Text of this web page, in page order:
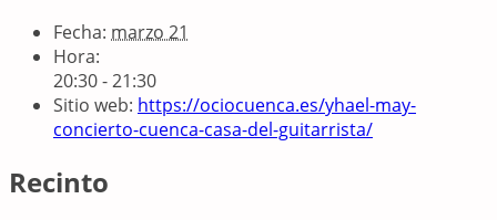
Fecha: marzo 21
Hora:
20:30 - 21:30
Sitio web: https://ociocuenca.es/yhael-may-
concierto-cuenca-casa-del-guitarrista/
Recinto